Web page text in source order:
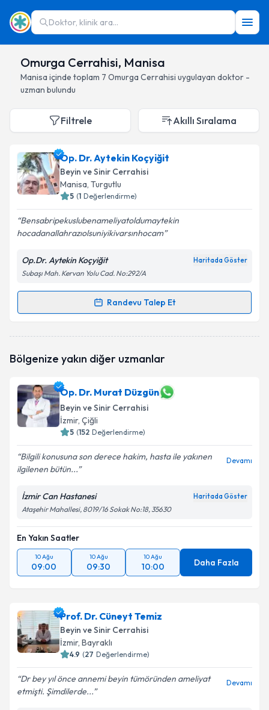
Doktor, klinik ara...
Omurga Cerrahisi, Manisa
Manisa içinde toplam 7 Omurga Cerrahisi uygulayan doktor -
uzman bulundu
Filtrele Akıllı Sıralama
Op. Dr. Aytekin Koçyiğit
Beyin ve Sinir Cerrahisi
Manisa, Turgutlu
5 (1 Değerlendirme)
Bensabripekuslubenameliyatoldumaytekin
hocadanallahrazıolsuniyikivarsınhocam
Op.Dr. Aytekin Koçyiğit Haritada Göster
Subaşı Mah. Kervan Yolu Cad. No:292/A
Randevu Talep Et
Randevu Takvimi Talebi
oluşturun. Size bu uzmandan randevu almanız için bir
E-posta Adresiniz
Kişisel verilerimin işlenmesine ilişkinAydınlatma
Metni'ni okudum ve kişisel verilerimin belirtilen
Bölgenize yakın diğer uzmanlar
Op. Dr. Murat Düzgün
Beyin ve Sinir Cerrahisi
İzmir, Çiğli
5 (152 Değerlendirme)
Bilgili konusuna son derece hakim, hasta ile yakınen
ilgilenen bütün...
Devamı
İzmir Can Hastanesi Haritada Göster
Ataşehir Mahallesi, 8019/16 Sokak No:18, 35630
En Yakın Saatler
10 Ağu
09:00
10 Ağu
09:30
10 Ağu
10:00 Daha Fazla
Prof. Dr. Cüneyt Temiz
Beyin ve Sinir Cerrahisi
İzmir, Bayraklı
4.9 (27 Değerlendirme)
Dr bey yıl önce annemi beyin tümöründen ameliyat
etmişti. Şimdilerde...
Devamı